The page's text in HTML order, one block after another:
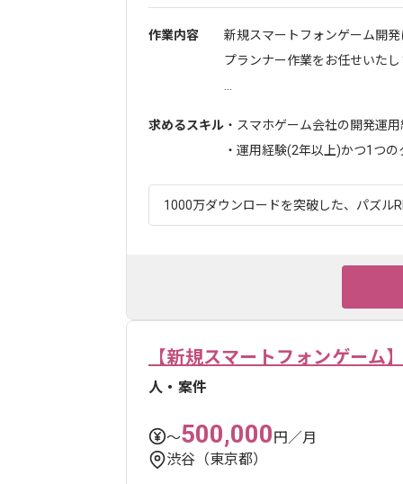
作業内容
新規スマートフォンゲーム開
プランナー作業をお任せいたし
求めるスキル ・スマホゲーム会社の開発運
・運用経験(2年以上)かつ1つの
1000万ダウンロードを突破した、パズル
【新規スマートフォンゲー
人・案件
〜500,000円／月
渋谷（東京都）